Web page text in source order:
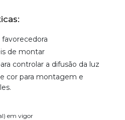
de montar
controlar a difusão da luz
cor para montagem e
em vigor